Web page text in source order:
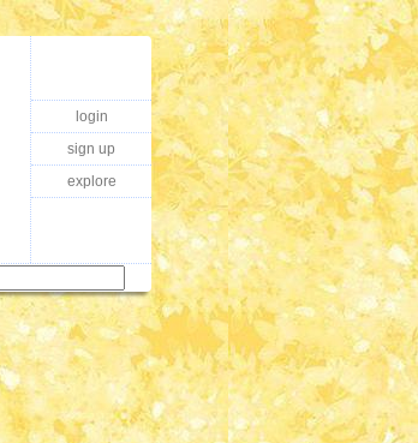
login
sign up
explore